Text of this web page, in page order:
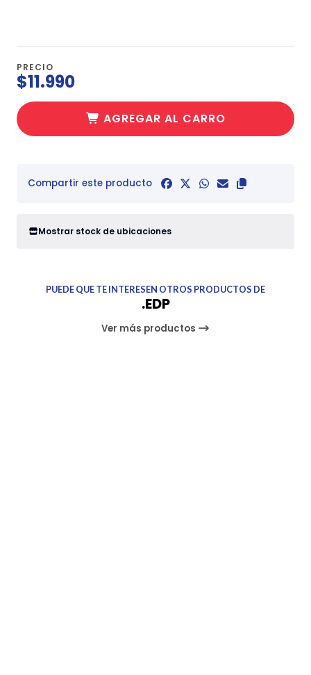
PRECIO
$11.990
AGREGAR AL CARRO
Compartir este producto
Mostrar stock de ubicaciones
PUEDE QUE TE INTERESEN OTROS PRODUCTOS DE
.EDP
Ver más productos